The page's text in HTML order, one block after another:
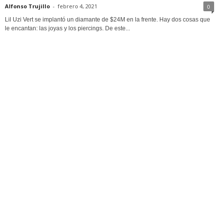
Alfonso Trujillo - febrero 4, 2021 0
Lil Uzi Vert se implantó un diamante de $24M en la frente. Hay dos cosas que
le encantan: las joyas y los piercings. De este...